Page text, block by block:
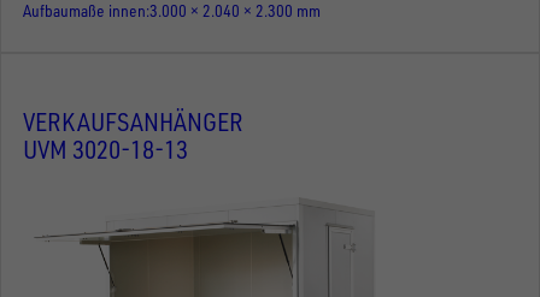
Aufbaumaße innen 3.000 × 2.040 × 2.300 mm
VERKAUFSANHÄNGER
UVM 3020-18-13